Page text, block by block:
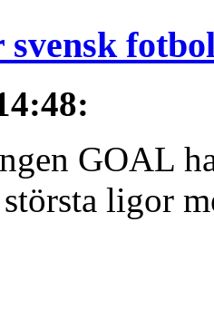
:
GOAL
ligor